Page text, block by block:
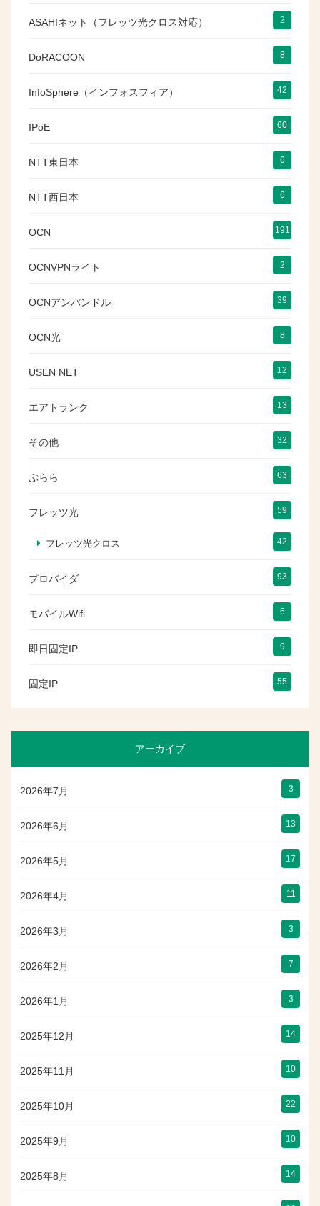
ASAHIネット（フレッツ光クロス対応） 2
DoRACOON 8
InfoSphere（インフォスフィア） 42
IPoE 60
NTT東日本 6
NTT西日本 6
OCN 191
OCNVPNライト 2
OCNアンバンドル 39
OCN光 8
USEN NET 12
エアトランク 13
その他 32
ぷらら 63
フレッツ光 59
フレッツ光クロス 42
プロバイダ 93
モバイルWifi 6
即日固定IP 9
固定IP 55
アーカイブ
2026年7月 3
2026年6月 13
2026年5月 17
2026年4月 11
2026年3月 3
2026年2月 7
2026年1月 3
2025年12月 14
2025年11月 10
2025年10月 22
2025年9月 10
2025年8月 14